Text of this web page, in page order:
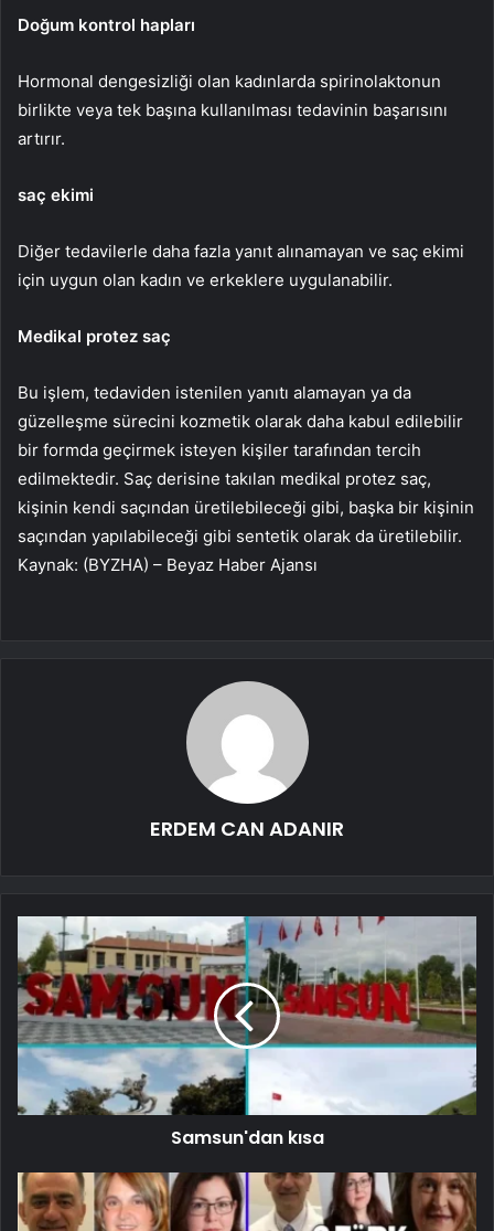
Doğum kontrol hapları
Hormonal dengesizliği olan kadınlarda spirinolaktonun
birlikte veya tek başına kullanılması tedavinin başarısını
artırır.
saç ekimi
Diğer tedavilerle daha fazla yanıt alınamayan ve saç ekimi
için uygun olan kadın ve erkeklere uygulanabilir.
Medikal protez saç
Bu işlem, tedaviden istenilen yanıtı alamayan ya da
güzelleşme sürecini kozmetik olarak daha kabul edilebilir
bir formda geçirmek isteyen kişiler tarafından tercih
edilmektedir. Saç derisine takılan medikal protez saç,
kişinin kendi saçından üretilebileceği gibi, başka bir kişinin
saçından yapılabileceği gibi sentetik olarak da üretilebilir.
Kaynak: (BYZHA) – Beyaz Haber Ajansı
ERDEM CAN ADANIR
Samsun'dan kısa